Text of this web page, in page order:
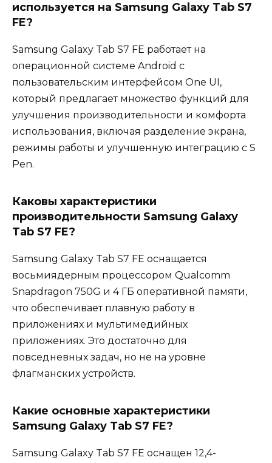
используется на Samsung Galaxy Tab S7
FE?
Samsung Galaxy Tab S7 FE работает на
операционной системе Android с
пользовательским интерфейсом One UI,
который предлагает множество функций для
улучшения производительности и комфорта
использования, включая разделение экрана,
режимы работы и улучшенную интеграцию с S
Pen.
Каковы характеристики
производительности Samsung Galaxy
Tab S7 FE?
Samsung Galaxy Tab S7 FE оснащается
восьмиядерным процессором Qualcomm
Snapdragon 750G и 4 ГБ оперативной памяти,
что обеспечивает плавную работу в
приложениях и мультимедийных
приложениях. Это достаточно для
повседневных задач, но не на уровне
флагманских устройств.
Какие основные характеристики
Samsung Galaxy Tab S7 FE?
Samsung Galaxy Tab S7 FE оснащен 12,4-